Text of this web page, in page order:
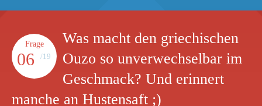
Frage
06 /19
Was macht den griechischen
Ouzo so unverwechselbar im
Geschmack? Und erinnert
manche an Hustensaft ;)